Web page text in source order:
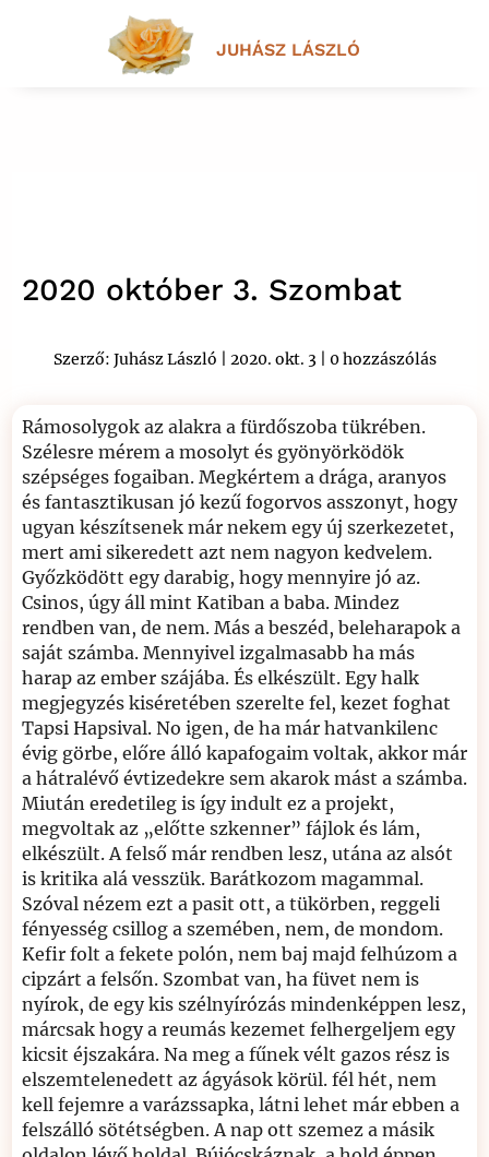
JUHÁSZ LÁSZLÓ
2020 október 3. Szombat
Szerző: Juhász László 2020. okt. 3| 0 hozzászólás
Rámosolygok az alakra a fürdőszoba tükrében.
Szélesre mérem a mosolyt és gyönyörködök
szépséges fogaiban. Megkértem a drága, aranyos
és fantasztikusan jó kezű fogorvos asszonyt, hogy
ugyan készítsenek már nekem egy új szerkezetet,
mert ami sikeredett azt nem nagyon kedvelem.
Győzködött egy darabig, hogy mennyire jó az.
Csinos, úgy áll mint Katiban a baba. Mindez
rendben van, de nem. Más a beszéd, beleharapok a
saját számba. Mennyivel izgalmasabb ha más
harap az ember szájába. És elkészült. Egy halk
megjegyzés kiséretében szerelte fel, kezet foghat
Tapsi Hapsival. No igen, de ha már hatvankilenc
évig görbe, előre álló kapafogaim voltak, akkor már
a hátralévő évtizedekre sem akarok mást a számba.
Miután eredetileg is így indult ez a projekt,
megvoltak az „előtte szkenner” fájlok és lám,
elkészült. A felső már rendben lesz, utána az alsót
is kritika alá vesszük. Barátkozom magammal.
Szóval nézem ezt a pasit ott, a tükörben, reggeli
fényesség csillog a szemében, nem, de mondom.
Kefir folt a fekete polón, nem baj majd felhúzom a
cipzárt a felsőn. Szombat van, ha füvet nem is
nyírok, de egy kis szélnyírózás mindenképpen lesz,
márcsak hogy a reumás kezemet felhergeljem egy
kicsit éjszakára. Na meg a fűnek vélt gazos rész is
elszemtelenedett az ágyások körül. fél hét, nem
kell fejemre a varázssapka, látni lehet már ebben a
felszálló sötétségben. A nap ott szemez a másik